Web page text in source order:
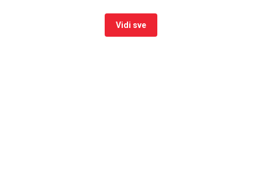
Vidi sve